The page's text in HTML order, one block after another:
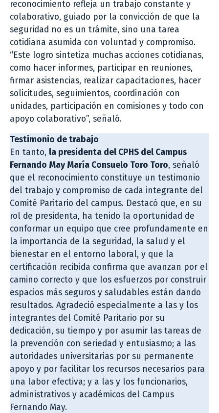
reconocimiento refleja un trabajo constante y
colaborativo, guiado por la convicción de que la
seguridad no es un trámite, sino una tarea
cotidiana asumida con voluntad y compromiso.
“Este logro sintetiza muchas acciones cotidianas,
como hacer informes, participar en reuniones,
firmar asistencias, realizar capacitaciones, hacer
solicitudes, seguimientos, coordinación con
unidades, participación en comisiones y todo con
apoyo colaborativo”, señaló.
Testimonio de trabajo
En tanto, la presidenta del CPHS del Campus
Fernando May María Consuelo Toro Toro, señaló
que el reconocimiento constituye un testimonio
del trabajo y compromiso de cada integrante del
Comité Paritario del campus. Destacó que, en su
rol de presidenta, ha tenido la oportunidad de
conformar un equipo que cree profundamente en
la importancia de la seguridad, la salud y el
bienestar en el entorno laboral, y que la
certificación recibida confirma que avanzan por el
camino correcto y que los esfuerzos por construir
espacios más seguros y saludables están dando
resultados. Agradeció especialmente a las y los
integrantes del Comité Paritario por su
dedicación, su tiempo y por asumir las tareas de
la prevención con seriedad y entusiasmo; a las
autoridades universitarias por su permanente
apoyo y por facilitar los recursos necesarios para
una labor efectiva; y a las y los funcionarios,
administrativos y académicos del Campus
Fernando May.